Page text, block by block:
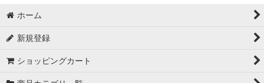
ホーム
新規登録
ショッピングカート